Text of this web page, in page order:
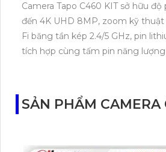
Camera Tapo C460 KIT sở hữu độ
đến 4K UHD 8MP, zoom kỹ thuật
Fi băng tần kép 2.4/5 GHz, pin
tích hợp cùng tấm pin năng lượng
SẢN PHẨM CAMERA